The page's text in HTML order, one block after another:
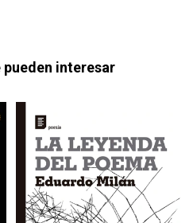
pueden interesar